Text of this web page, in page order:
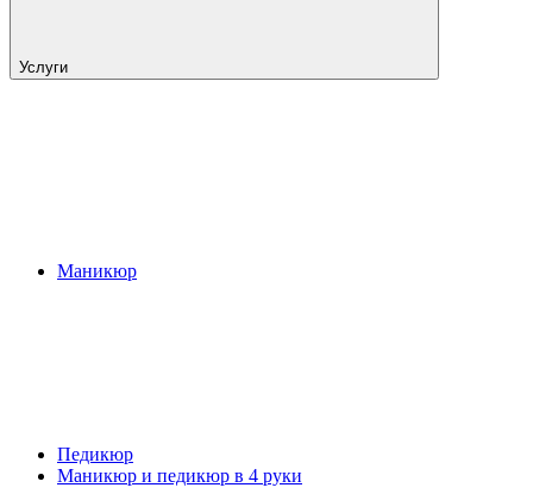
Услуги
Маникюр
Педикюр
Маникюр и педикюр в 4 руки